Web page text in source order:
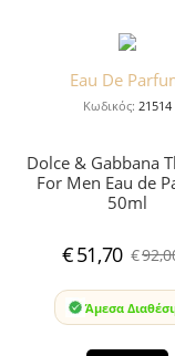
Eau De
Κωδικός: 21514
Dolce & Gabbana
For Men Eau de
50ml
€
€51,70
Άμεσα